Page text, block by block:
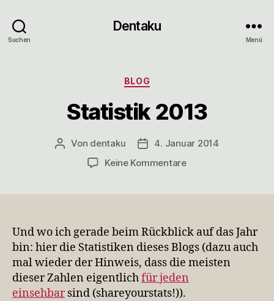
Suchen
Dentaku
Menü
Kategorien
BLOG
Statistik 2013
Beitragsautor
Von dentaku Veröffentlichungsdatum
4. Januar 2014
Keine Kommentarezu
Und wo ich gerade beim Rückblick auf das Jahr
bin: hier die Statistiken dieses Blogs (dazu auch
mal wieder der Hinweis, dass die meisten
dieser Zahlen eigentlichfür jeden
einsehbar sind (shareyourstats!)).